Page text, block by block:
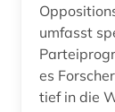
umfasst
es
tief in die